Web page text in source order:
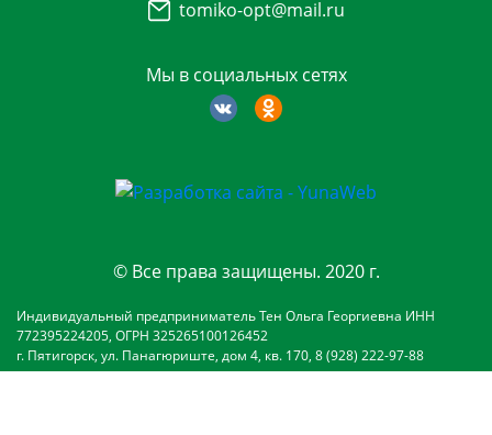
Мы в социальных сетях
tomiko-opt@mail.ru
© Все права защищены. 2020 г.
Индивидуальный предприниматель Тен Ольга Георгиевна ИНН
772395224205, ОГРН 325265100126452
г. Пятигорск, ул. Панагюриште, дом 4, кв. 170, 8 (928) 222-97-88